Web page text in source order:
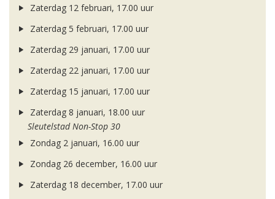
Zaterdag 12 februari, 17.00 uur
Zaterdag 5 februari, 17.00 uur
Zaterdag 29 januari, 17.00 uur
Zaterdag 22 januari, 17.00 uur
Zaterdag 15 januari, 17.00 uur
Zaterdag 8 januari, 18.00 uur
Sleutelstad Non-Stop 30
Zondag 2 januari, 16.00 uur
Zondag 26 december, 16.00 uur
Zaterdag 18 december, 17.00 uur